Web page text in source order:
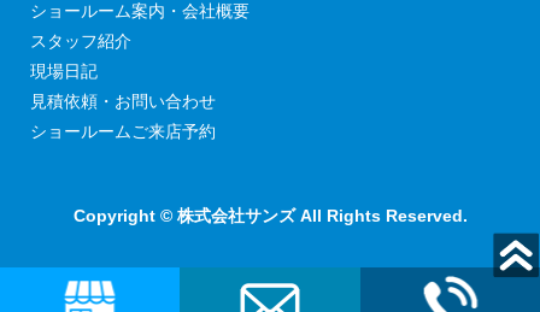
ショールーム案内・会社概要
スタッフ紹介
現場日記
見積依頼・お問い合わせ
ショールームご来店予約
Copyright © 株式会社サンズ All Rights Reserved.